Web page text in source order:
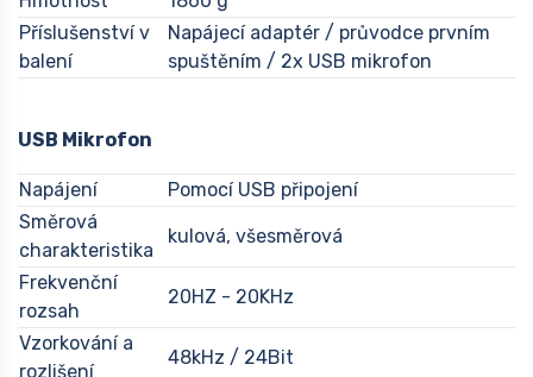
Příslušenství v
balení
Napájecí adaptér / průvodce prvním
spuštěním / 2x USB mikrofon
USB Mikrofon
Napájení
Pomocí USB připojení
Směrová
charakteristika
kulová, všesměrová
Frekvenční
rozsah
20HZ - 20KHz
Vzorkování a
rozlišení
48kHz / 24Bit